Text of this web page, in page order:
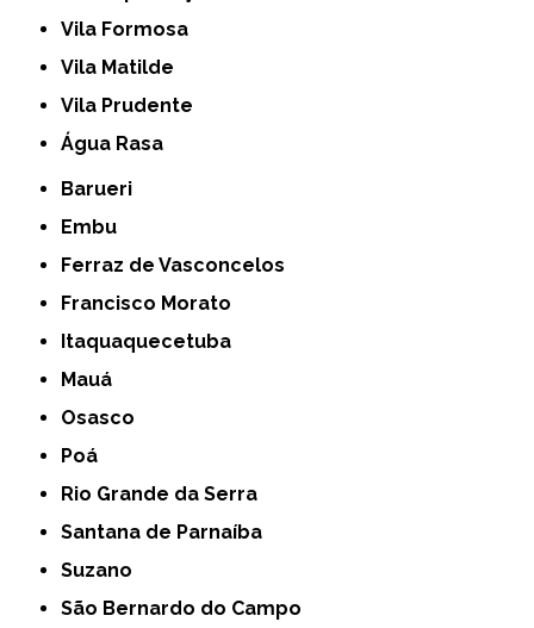
Vila Formosa
Vila Matilde
Vila Prudente
Água Rasa
Barueri
Embu
Ferraz de Vasconcelos
Francisco Morato
Itaquaquecetuba
Mauá
Osasco
Poá
Rio Grande da Serra
Santana de Parnaíba
Suzano
São Bernardo do Campo